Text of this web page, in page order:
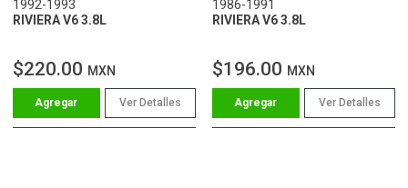
1992-1993
RIVIERA V6 3.8L
$220.00 MXN
Ver Detalles
1986-1991
RIVIERA V6 3.8L
$196.00 MXN
Ver Detalles